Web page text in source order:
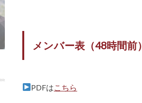
メンバー表（48時間前）
PDFは こちら